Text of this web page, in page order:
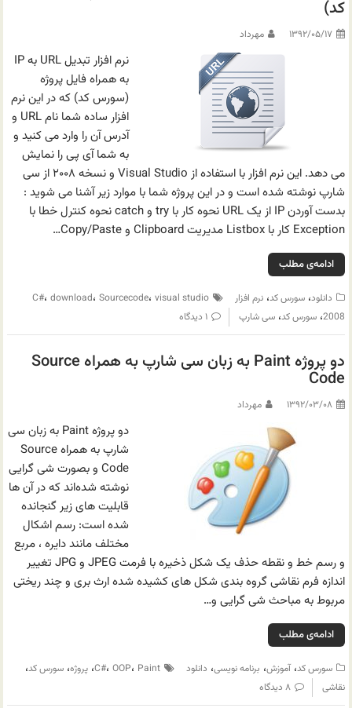
کد)
۱۳۹۲/۰۵/۱۷ مهرداد
نرم افزار تبدیل URL به IP
به همراه فایل پروژه
(سورس کد) که در این نرم
افزار ساده شما نام URL و
آدرس آن را وارد می کنید و
به شما آی پی را نمایش
می دهد. این نرم افزار با استفاده از Visual Studio و نسخه ۲۰۰۸ از سی
شارپ نوشته شده است و در این پروژه شما با موارد زیر آشنا می شوید :
بدست آوردن IP از یک URL نحوه کار با try و catch نحوه کنترل خطا با
Exception کار با Listbox مدیریت Clipboard و Copy/Paste…
ادامه‌ی مطلب
دانلود،سورس کد،نرم افزار C#، download، Sourcecode، visual studio
2008،سورس کد،سی شارپ ۱ دیدگاه
دو پروژه Paint به زبان سی شارپ به همراه Source
Code
۱۳۹۲/۰۳/۰۸ مهرداد
دو پروژه Paint به زبان سی
شارپ به همراه Source
Code و بصورت شی گرایی
نوشته شده‌اند که در آن ها
قابلیت های زیر گنجانده
شده است: رسم اشکال
مختلف مانند دایره ، مربع
و رسم خط و نقطه حذف یک شکل ذخیره با فرمت JPEG و JPG تغییر
اندازه فرم نقاشی گروه بندی شکل های کشیده شده ارث بری و چند ریختی
مربوط به مباحث شی گرایی و…
ادامه‌ی مطلب
سورس کد،آموزش، برنامه نویسی، دانلود C#، OOP، Paint ،پروژه،سورس کد،
نقاشی ۸ دیدگاه